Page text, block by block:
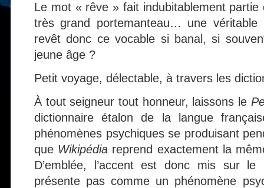
Le mot « rêve » fait indubitablement partie
très grand portemanteau… une
revêt donc ce vocable si banal, si
jeune âge ?
Petit voyage, délectable, à travers les
À tout seigneur tout honneur, laissons le
dictionnaire étalon de la langue
phénomènes psychiques se produisant
que Wikipédia reprend exactement la
D’emblée, l’accent est donc mis sur
présente pas comme un phénomène